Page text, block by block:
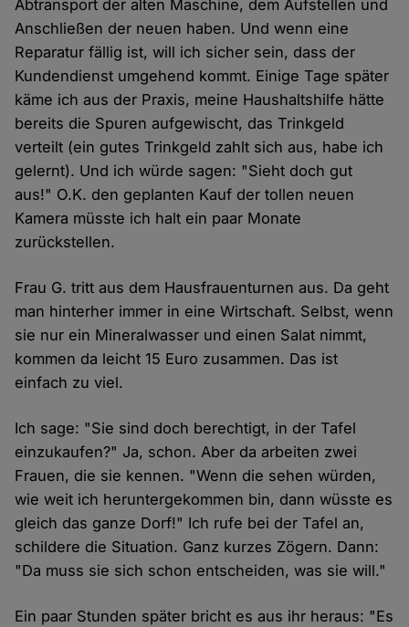
Abtransport der alten Maschine, dem Aufstellen und
Anschließen der neuen haben. Und wenn eine
Reparatur fällig ist, will ich sicher sein, dass der
Kundendienst umgehend kommt. Einige Tage später
käme ich aus der Praxis, meine Haushaltshilfe hätte
bereits die Spuren aufgewischt, das Trinkgeld
verteilt (ein gutes Trinkgeld zahlt sich aus, habe ich
gelernt). Und ich würde sagen: "Sieht doch gut
aus!" O.K. den geplanten Kauf der tollen neuen
Kamera müsste ich halt ein paar Monate
zurückstellen.
Frau G. tritt aus dem Hausfrauenturnen aus. Da geht
man hinterher immer in eine Wirtschaft. Selbst, wenn
sie nur ein Mineralwasser und einen Salat nimmt,
kommen da leicht 15 Euro zusammen. Das ist
einfach zu viel.
Ich sage: "Sie sind doch berechtigt, in der Tafel
einzukaufen?" Ja, schon. Aber da arbeiten zwei
Frauen, die sie kennen. "Wenn die sehen würden,
wie weit ich heruntergekommen bin, dann wüsste es
gleich das ganze Dorf!" Ich rufe bei der Tafel an,
schildere die Situation. Ganz kurzes Zögern. Dann:
"Da muss sie sich schon entscheiden, was sie will."
Ein paar Stunden später bricht es aus ihr heraus: "Es